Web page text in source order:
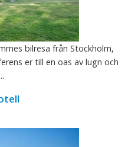
bilresa från Stockholm,
er till en oas av lugn och